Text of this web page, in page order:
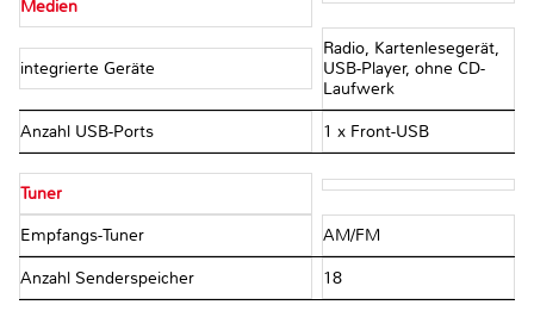
Medien
integrierte Geräte
Radio, Kartenlesegerät,
USB-Player, ohne CD-
Laufwerk
Anzahl USB-Ports 1 x Front-USB
Tuner
Empfangs-Tuner AM/FM
Anzahl Senderspeicher 18